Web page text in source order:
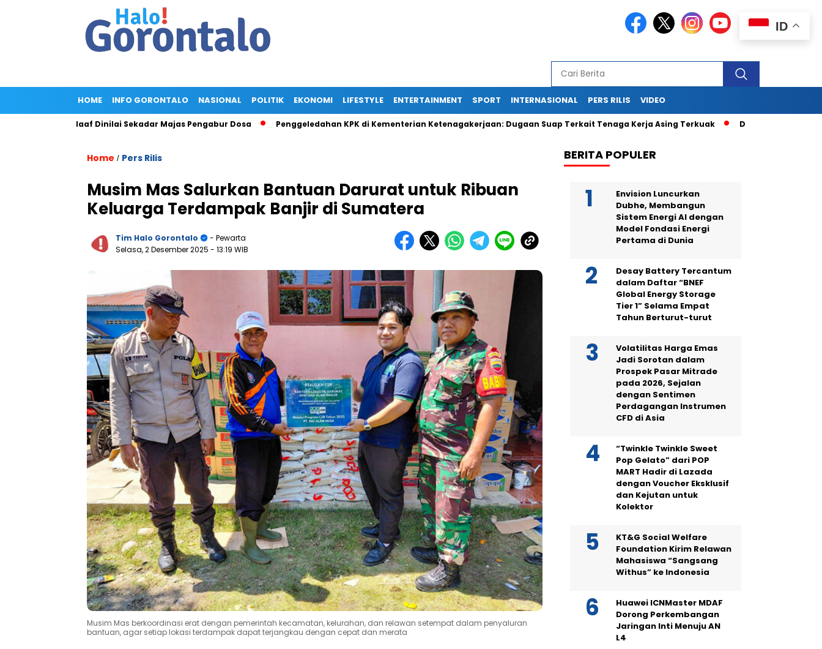
HOME INFO GORONTALO NASIONAL POLITIK EKONOMI LIFESTYLE ENTERTAINMENT SPORT INTERNASIONAL PERS RILIS VIDEO
Minta Maaf Dinilai Sekadar Majas Pengabur Dosa Penggeledahan KPK di Kementerian Ketenagakerjaan: Dugaan Suap Terkait Tenaga Kerja Asing Terkuak Drama di Balik Sidang
Home / Pers Rilis
Musim Mas Salurkan Bantuan Darurat untuk Ribuan
Keluarga Terdampak Banjir di Sumatera
Tim Halo Gorontalo
- Pewarta
Selasa, 2 Desember 2025 - 13:19 WIB
Musim Mas berkoordinasi erat dengan pemerintah kecamatan, kelurahan, dan relawan setempat dalam penyaluran
bantuan, agar setiap lokasi terdampak dapat terjangkau dengan cepat dan merata
BERITA POPULER
Envision Luncurkan
Dubhe, Membangun
Sistem Energi AI dengan
Model Fondasi Energi
Pertama di Dunia
Desay Battery Tercantum
dalam Daftar “BNEF
Global Energy Storage
Tier 1” Selama Empat
Tahun Berturut-turut
Volatilitas Harga Emas
Jadi Sorotan dalam
Prospek Pasar Mitrade
pada 2026, Sejalan
dengan Sentimen
Perdagangan Instrumen
CFD di Asia
“Twinkle Twinkle Sweet
Pop Gelato” dari POP
MART Hadir di Lazada
dengan Voucher Eksklusif
dan Kejutan untuk
Kolektor
KT&G Social Welfare
Foundation Kirim Relawan
Mahasiswa “Sangsang
Withus” ke Indonesia
Huawei ICNMaster MDAF
Dorong Perkembangan
Jaringan Inti Menuju AN
L4
ID